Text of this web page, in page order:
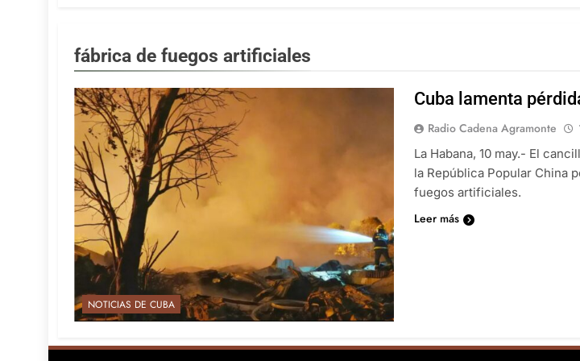
fábrica de fuegos artificiales
NOTICIAS DE CUBA
Cuba lamenta
Radio Cadena Agramonte
La Habana, 10 may.- El
la República Popular China
fuegos artificiales.
Leer más